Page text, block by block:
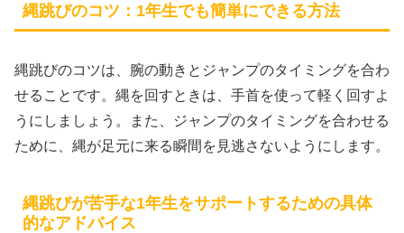
縄跳びのコツ：1年生でも簡単にできる方法
縄跳びのコツは、腕の動きとジャンプのタイミングを合わ
せることです。縄を回すときは、手首を使って軽く回すよ
うにしましょう。また、ジャンプのタイミングを合わせる
ために、縄が足元に来る瞬間を見逃さないようにします。
縄跳びが苦手な1年生をサポートするための具体
的なアドバイス